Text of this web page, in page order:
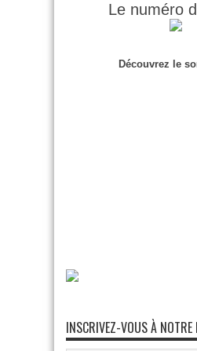
Le numéro
Découvrez le
INSCRIVEZ-VOUS À NOTRE